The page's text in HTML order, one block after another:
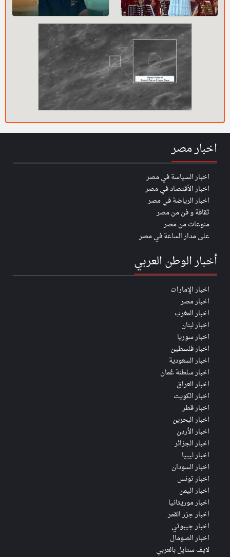
اخبار مصر
اخبار السياسة في مصر
اخبار الأقتصاد في مصر
اخبار الرياضة في مصر
ثقافة و فن من مصر
منوعات من مصر
على مدار الساعة في مصر
أخبار الوطن العربي
اخبار الإمارات
اخبار مصر
اخبار المغرب
اخبار لبنان
اخبار سوريا
اخبار فلسطين
اخبار السعودية
اخبار سلطنة عُمان
اخبار العراق
اخبار الكويت
اخبار قطر
اخبار البحرين
اخبار الأردن
اخبار الجزائر
اخبار ليبيا
اخبار السودان
اخبار تونس
اخبار اليمن
اخبار موريتانيا
اخبار جزر القمر
اخبار جيبوتي
اخبار الصومال
لايف ستايل بالعربي